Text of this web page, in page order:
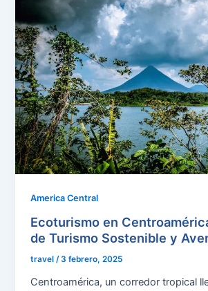
America Central
Ecoturismo en
de Turismo Sostenible y
travel/3 febrero, 2025
Centroamérica, un corredor tropical